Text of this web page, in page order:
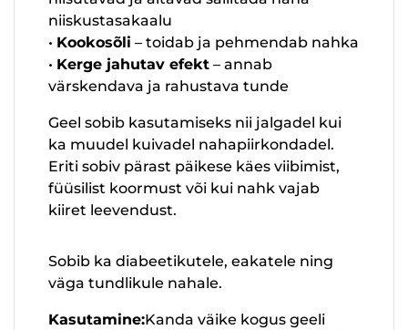
niiskustasakaalu
• Kookosõli – toidab ja pehmendab nahka
• Kerge jahutav efekt – annab
värskendava ja rahustava tunde
Geel sobib kasutamiseks nii jalgadel kui
ka muudel kuivadel nahapiirkondadel.
Eriti sobiv pärast päikese käes viibimist,
füüsilist koormust või kui nahk vajab
kiiret leevendust.
Sobib ka diabeetikutele, eakatele ning
väga tundlikule nahale.
Kasutamine:Kanda väike kogus geeli